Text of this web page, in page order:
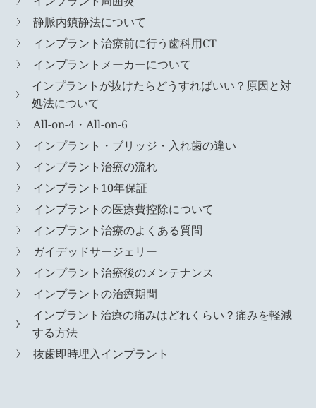
静脈内鎮静法について
インプラント治療前に行う歯科用CT
インプラントメーカーについて
インプラントが抜けたらどうすればいい？原因と対
処法について
All-on-4・All-on-6
インプラント・ブリッジ・入れ歯の違い
インプラント治療の流れ
インプラント10年保証
インプラントの医療費控除について
インプラント治療のよくある質問
ガイデッドサージェリー
インプラント治療後のメンテナンス
インプラントの治療期間
インプラント治療の痛みはどれくらい？痛みを軽減
する方法
抜歯即時埋入インプラント